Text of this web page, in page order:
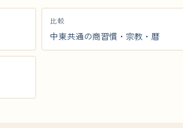
比較
中東共通の商習慣・宗教・暦